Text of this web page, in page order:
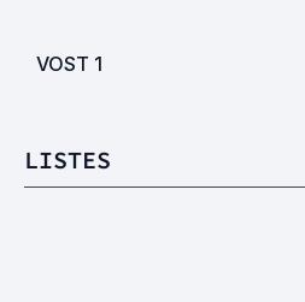
VOST 1
LISTES